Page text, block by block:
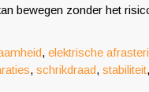
bewegen zonder het
, elektrische
, schrikdraad, stabiliteit,